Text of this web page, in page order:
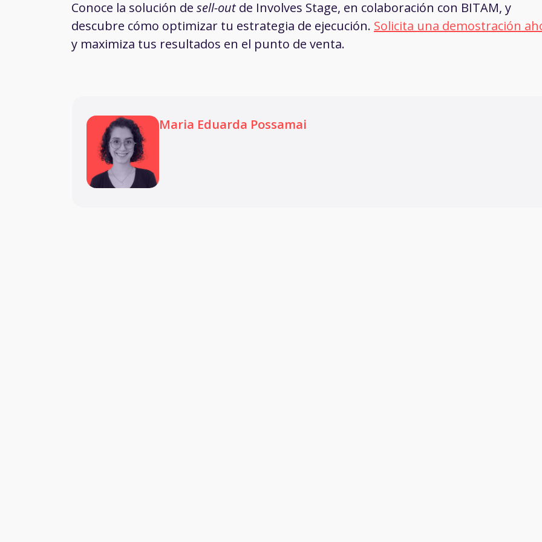
Conoce la solución de sell-outde Involves Stage, en colaboración con BITAM, y
descubre cómo optimizar tu estrategia de ejecución. Solicita una demostración
y maximiza tus resultados en el punto de venta.
Maria Eduarda Possamai